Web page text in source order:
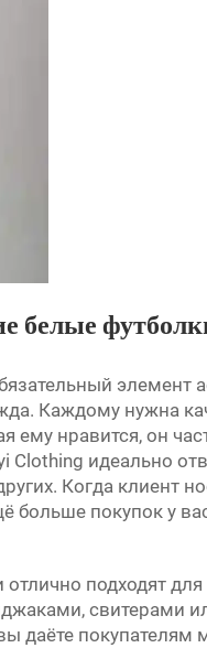
белые
элемент
Каждому нужна
ему нравится, он
идеально
Когда клиент
больше покупок у
подходят
свитерами
даёте покупателям